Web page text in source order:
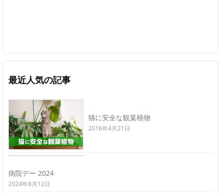
最近人気の記事
猫に安全な観葉植物
2016年4月21日
病院デー 2024
2024年8月12日